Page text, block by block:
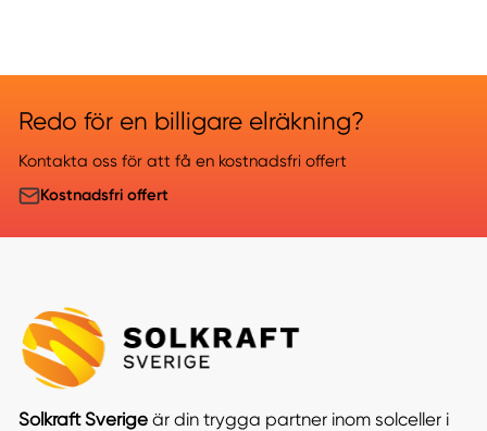
Redo för en billigare elräkning?
Kontakta oss för att få en kostnadsfri offert
Kostnadsfri offert
Solkraft Sverigeär din trygga partner inom solceller i